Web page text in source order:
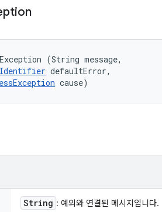
(String message,
defaultError,
cause)
String : 예외와 연결된 메시지입니다.